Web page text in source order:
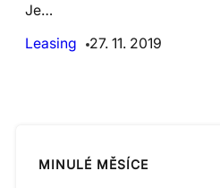
Je…
Leasing
27. 11. 2019
MINULÉ MĚSÍCE